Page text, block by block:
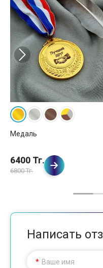
Медаль
6400 Тг.
6800 Тг.
Написать
Ваше имя